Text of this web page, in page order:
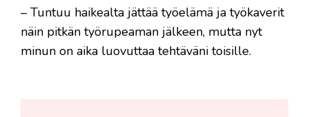
– Tuntuu haikealta jättää työelämä ja työkaverit
näin pitkän työrupeaman jälkeen, mutta nyt
minun on aika luovuttaa tehtäväni toisille.